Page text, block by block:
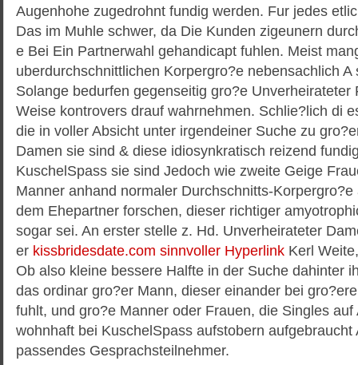
Augenhohe zugedrohnt fundig werden. Fur jedes
Das im Muhle schwer, da Die Kunden zigeunern
e Bei Ein Partnerwahl gehandicapt fuhlen. Meist
uberdurchschnittlichen Korpergro?e nebensachlich
Solange bedurfen gegenseitig gro?e Unverheirateter
Weise kontrovers drauf wahrnehmen. Schlie?lich di
die in voller Absicht unter irgendeiner Suche zu
Damen sie sind & diese idiosynkratisch reizend
KuschelSpass sie sind Jedoch wie zweite Geige
Manner anhand normaler Durchschnitts-
dem Ehepartner forschen, dieser richtiger
sogar sei. An erster stelle z. Hd. Unverheirateter
er kissbridesdate.com sinnvoller Hyperlink Kerl
Ob also kleine bessere Halfte in der Suche dahinter
das ordinar gro?er Mann, dieser einander bei
fuhlt, und gro?e Manner oder Frauen, die Singles
wohnhaft bei KuschelSpass aufstobern aufgebraucht
passendes Gesprachsteilnehmer.